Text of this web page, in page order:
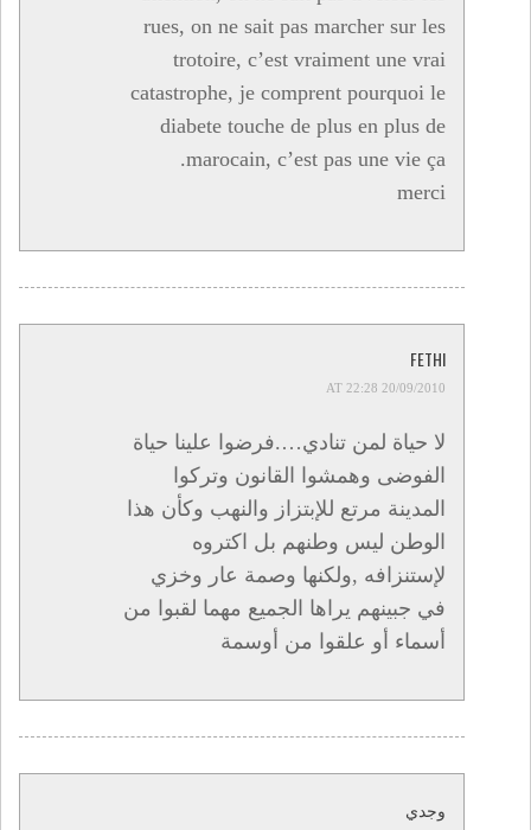
rues, on ne sait pas marcher sur les
trotoire, c’est vraiment une vrai
catastrophe, je comprent pourquoi le
diabete touche de plus en plus de
marocain, c’est pas une vie ça.
merci
FETHI
20/09/2010 AT 22:28
لا حياة لمن تنادي….فرضوا علينا حياة
الفوضى وهمشوا القانون وتركوا
المدينة مرتع للإبتزاز والنهب وكأن هذا
الوطن ليس وطنهم بل اكتروه
لإستنزافه ,ولكنها وصمة عار وخزي
في جبينهم يراها الجميع مهما لقبوا من
أسماء أو علقوا من أوسمة
وجدي